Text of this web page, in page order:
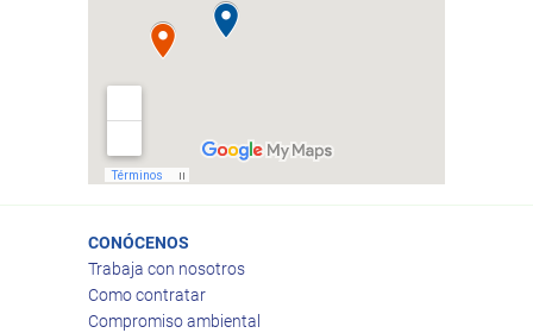
CONÓCENOS
Trabaja con nosotros
Como contratar
Compromiso ambiental